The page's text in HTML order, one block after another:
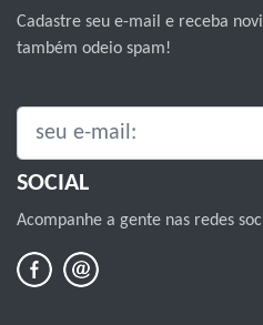
Cadastre seu e-mail e receba
também odeio spam!
SEU E-MAIL:
SOCIAL
Acompanhe a gente nas redes